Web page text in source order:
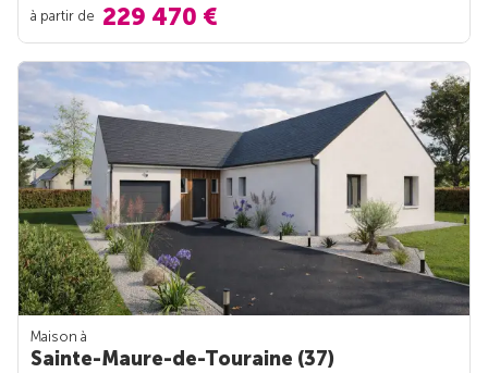
à partir de 229 470 €
Maison à
Sainte-Maure-de-Touraine (37)